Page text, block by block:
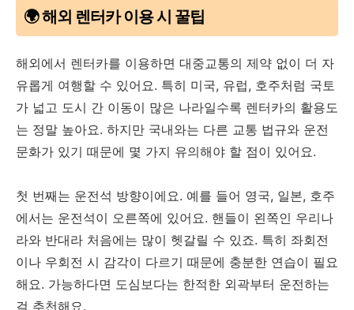
🌍 해외 렌터카 이용 시 꿀팁
해외에서 렌터카를 이용하면 대중교통의 제약 없이 더 자
유롭게 여행할 수 있어요. 특히 미국, 유럽, 호주처럼 국토
가 넓고 도시 간 이동이 많은 나라일수록 렌터카의 활용도
는 정말 높아요. 하지만 국내와는 다른 교통 법규와 운전
문화가 있기 때문에 몇 가지 유의해야 할 점이 있어요.
첫 번째는 운전석 방향이에요. 예를 들어 영국, 일본, 호주
에서는 운전석이 오른쪽에 있어요. 핸들이 왼쪽인 우리나
라와 반대라 처음에는 많이 헷갈릴 수 있죠. 특히 좌회전
이나 우회전 시 감각이 다르기 때문에 충분한 연습이 필요
해요. 가능하다면 도심보다는 한적한 외곽부터 운전하는
걸 추천해요.